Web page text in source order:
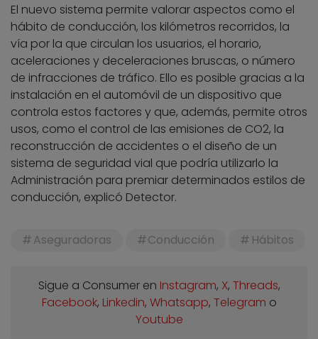
El nuevo sistema permite valorar aspectos como el
hábito de conducción, los kilómetros recorridos, la
vía por la que circulan los usuarios, el horario,
aceleraciones y deceleraciones bruscas, o número
de infracciones de tráfico. Ello es posible gracias a la
instalación en el automóvil de un dispositivo que
controla estos factores y que, además, permite otros
usos, como el control de las emisiones de CO2, la
reconstrucción de accidentes o el diseño de un
sistema de seguridad vial que podría utilizarlo la
Administración para premiar determinados estilos de
conducción, explicó Detector.
Aseguradoras Conducción Hábitos
Sigue a Consumer en Instagram, X, Threads,
Facebook, Linkedin, Whatsapp, Telegram o
Youtube